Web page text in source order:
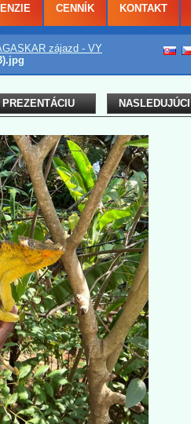
zájazd - VY
NASLEDUJÚCI
CENNÍK KONTAKT